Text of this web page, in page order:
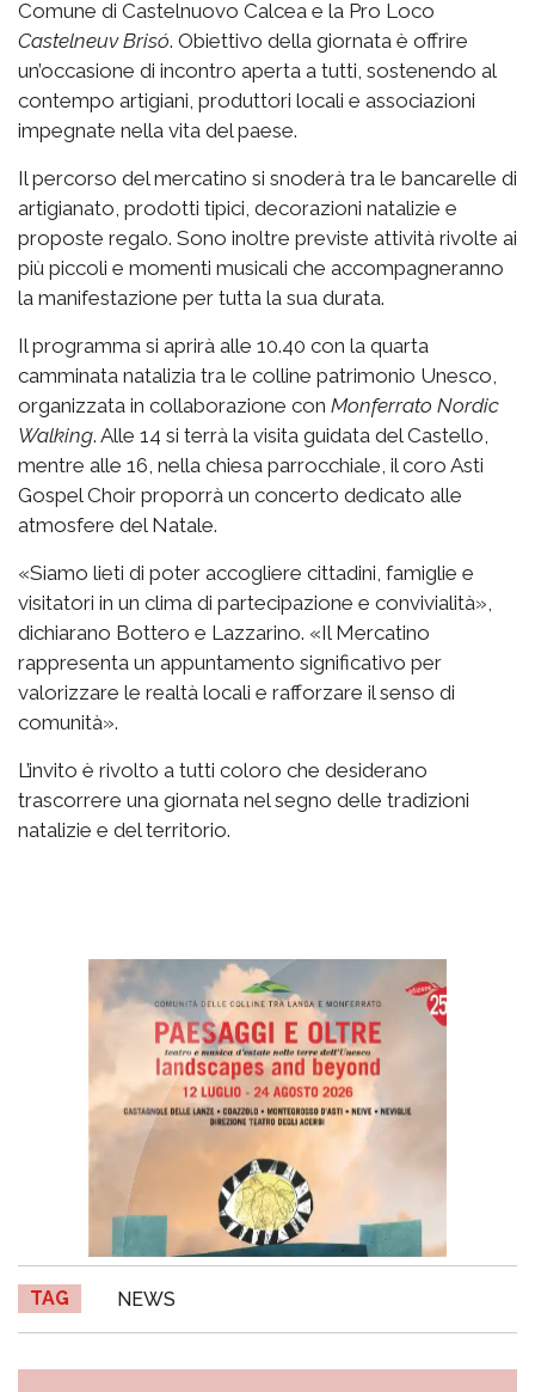
Comune di Castelnuovo Calcea e la Pro Loco
Castelneuv Brisó. Obiettivo della giornata è offrire
un’occasione di incontro aperta a tutti, sostenendo al
contempo artigiani, produttori locali e associazioni
impegnate nella vita del paese.
Il percorso del mercatino si snoderà tra le bancarelle di
artigianato, prodotti tipici, decorazioni natalizie e
proposte regalo. Sono inoltre previste attività rivolte ai
più piccoli e momenti musicali che accompagneranno
la manifestazione per tutta la sua durata.
Il programma si aprirà alle 10.40 con la quarta
camminata natalizia tra le colline patrimonio Unesco,
organizzata in collaborazione con Monferrato Nordic
Walking. Alle 14 si terrà la visita guidata del Castello,
mentre alle 16, nella chiesa parrocchiale, il coro Asti
Gospel Choir proporrà un concerto dedicato alle
atmosfere del Natale.
«Siamo lieti di poter accogliere cittadini, famiglie e
visitatori in un clima di partecipazione e convivialità»,
dichiarano Bottero e Lazzarino. «Il Mercatino
rappresenta un appuntamento significativo per
valorizzare le realtà locali e rafforzare il senso di
comunità».
L’invito è rivolto a tutti coloro che desiderano
trascorrere una giornata nel segno delle tradizioni
natalizie e del territorio.
TAG NEWS